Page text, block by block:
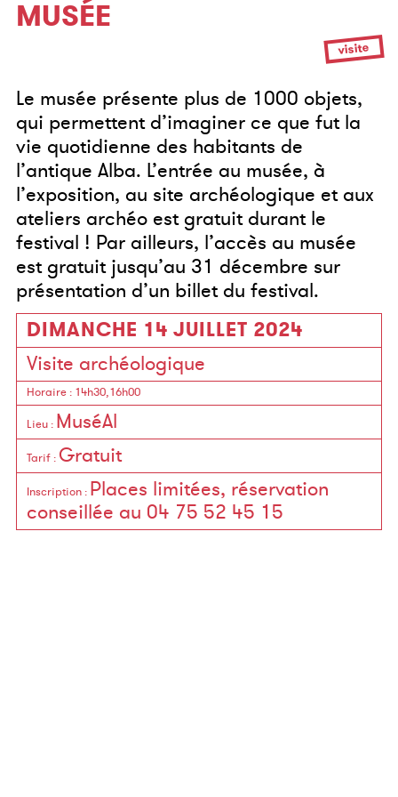
MUSÉE
visite
Le musée présente plus de 1000 objets,
qui permettent d’imaginer ce que fut la
vie quotidienne des habitants de
l’antique Alba. L’entrée au musée, à
l’exposition, au site archéologique et aux
ateliers archéo est gratuit durant le
festival ! Par ailleurs, l’accès au musée
est gratuit jusqu’au 31 décembre sur
présentation d’un billet du festival.
DIMANCHE 14 JUILLET 2024
Visite archéologique
Horaire : 14h30,16h00
Lieu : MuséAl
Tarif : Gratuit
Inscription : Places limitées, réservation
conseillée au 04 75 52 45 15